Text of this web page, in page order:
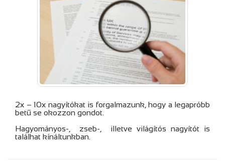
2x – 10x nagyítókat is forgalmazunk, hogy a legapróbb
betű se okozzon gondot.
Hagyományos-, zseb-, illetve világítós nagyítót is
találhat kínáltunkban.